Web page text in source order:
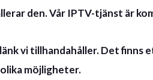
den. Vår IPTV-tjänst är
vi tillhandahåller. Det
möjligheter.